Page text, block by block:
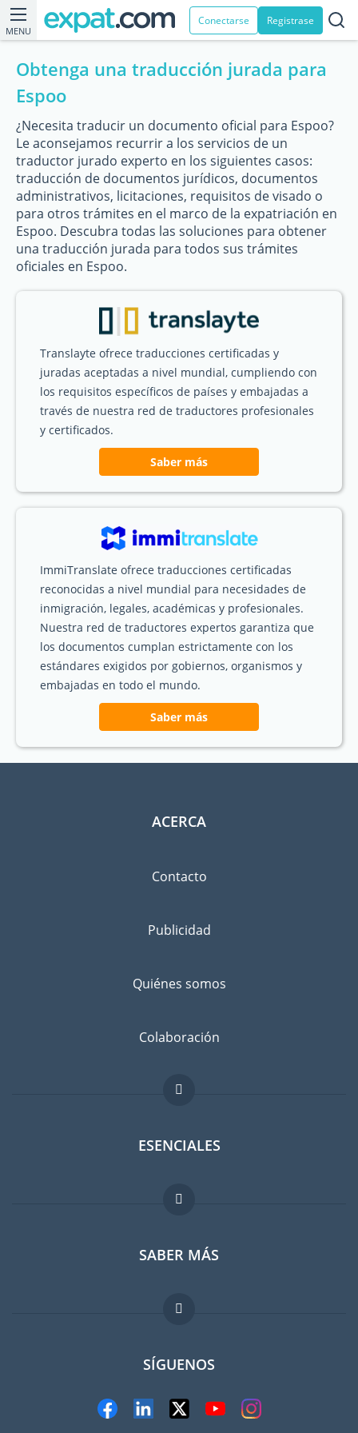
MENU
Conectarse Registrase
Obtenga una traducción jurada para
Espoo
¿Necesita traducir un documento oficial para Espoo?
Le aconsejamos recurrir a los servicios de un
traductor jurado experto en los siguientes casos:
traducción de documentos jurídicos, documentos
administrativos, licitaciones, requisitos de visado o
para otros trámites en el marco de la expatriación en
Espoo. Descubra todas las soluciones para obtener
una traducción jurada para todos sus trámites
oficiales en Espoo.
Translayte ofrece traducciones certificadas y
juradas aceptadas a nivel mundial, cumpliendo con
los requisitos específicos de países y embajadas a
través de nuestra red de traductores profesionales
y certificados.
Saber más
ImmiTranslate ofrece traducciones certificadas
reconocidas a nivel mundial para necesidades de
inmigración, legales, académicas y profesionales.
Nuestra red de traductores expertos garantiza que
los documentos cumplan estrictamente con los
estándares exigidos por gobiernos, organismos y
embajadas en todo el mundo.
Saber más
ACERCA
Contacto
Publicidad
Quiénes somos
Colaboración
ESENCIALES
Foro para expatriados
Guia para expatriados
Trabajos en el extranjero
SABER MÁS
FAQ
SÍGUENOS